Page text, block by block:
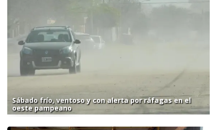
Sábado frío, ventoso y con alerta por ráfagas en el
oeste pampeano